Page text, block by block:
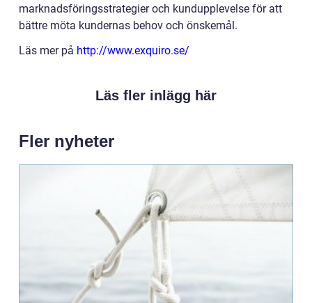
marknadsföringsstrategier och kundupplevelse för att
bättre möta kundernas behov och önskemål.
Läs mer på http://www.exquiro.se/
Läs fler inlägg här
Fler nyheter